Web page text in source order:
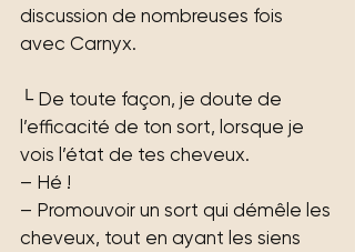
discussion de nombreuses fois
avec Carnyx.
└ De toute façon, je doute de
l’efficacité de ton sort, lorsque je
vois l’état de tes cheveux.
– Hé !
– Promouvoir un sort qui démêle les
cheveux, tout en ayant les siens